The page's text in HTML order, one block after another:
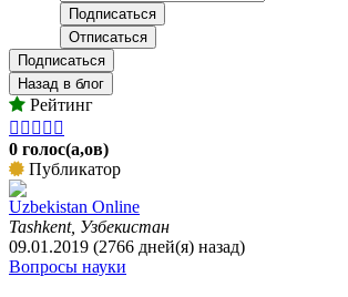
Подписаться
Назад в блог
Рейтинг
    
0 голос(а,ов)
Публикатор
Uzbekistan Online
Tashkent, Узбекистан
09.01.2019 (2766 дней(я) назад)
Вопросы науки